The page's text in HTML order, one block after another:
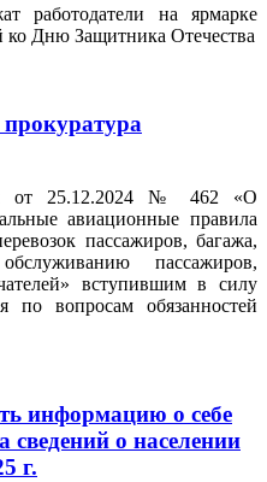
работодатели на ярмарке
ко Дню Защитника Отечества
от 25.12.2024 № 462 «О
авиационные правила
пассажиров, багажа,
пассажиров,
вступившим в силу
по вопросам обязанностей
информацию о себе
сведений о населении
г.